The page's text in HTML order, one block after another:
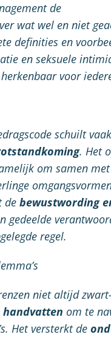
de
wat wel en niet
definities en
en seksuele
voor
schuilt
. Het
om samen
de bewustwording
gedeelde
regel.
niet altijd
om te
Het versterkt de